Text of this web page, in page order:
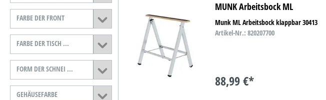
FARBE DER FRONT
FARBE DER TISCH ...
FORM DER SCHNEI ...
GEHÄUSEFARBE
MUNK Arbeitsbock ML
Munk ML Arbeitsbock klappbar 30413
Artikel-Nr.: 820207700
88,99 €*